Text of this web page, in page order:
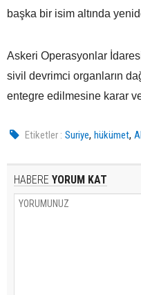
başka bir isim altında
Askeri Operasyonlar
sivil devrimci organların
entegre edilmesine karar
Etiketler : Suriye,hükümet,
HABERE YORUM KAT